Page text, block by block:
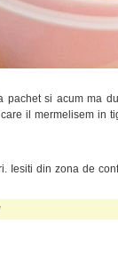
pachet si acum ma
il mermelisem in
Iesiti din zona de